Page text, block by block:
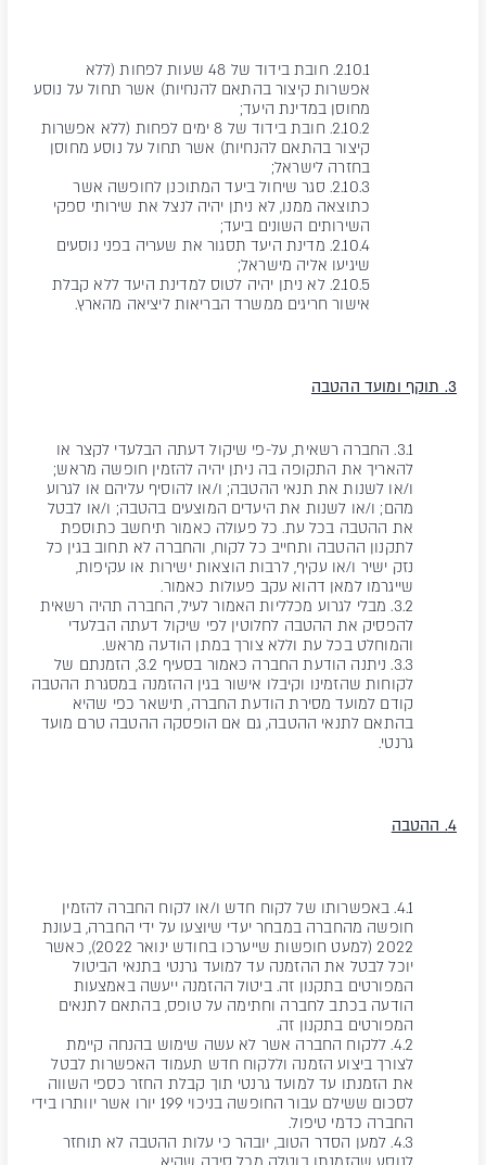
2.10.1. חובת בידוד של 48 שעות לפחות (ללא
אפשרות קיצור בהתאם להנחיות) אשר תחול על נוסע
מחוסן במדינת היעד;
2.10.2. חובת בידוד של 8 ימים לפחות (ללא אפשרות
קיצור בהתאם להנחיות) אשר תחול על נוסע מחוסן
בחזרה לישראל;
2.10.3. סגר שיחול ביעד המתוכנן לחופשה אשר
כתוצאה ממנו, לא ניתן יהיה לנצל את שירותי ספקי
השירותים השונים ביעד;
2.10.4. מדינת היעד תסגור את שעריה בפני נוסעים
שיגיעו אליה מישראל;
2.10.5. לא ניתן יהיה לטוס למדינת היעד ללא קבלת
אישור חריגים ממשרד הבריאות ליציאה מהארץ.
3. תוקף ומועד ההטבה
3.1. החברה רשאית, על-פי שיקול דעתה הבלעדי לקצר או
להאריך את התקופה בה ניתן יהיה להזמין חופשה מראש;
ו/או לשנות את תנאי ההטבה; ו/או להוסיף עליהם או לגרוע
מהם; ו/או לשנות את היעדים המוצעים בהטבה; ו/או לבטל
את ההטבה בכל עת. כל פעולה כאמור תיחשב כתוספת
לתקנון ההטבה ותחייב כל לקוח, והחברה לא תחוב בגין כל
נזק ישיר ו/או עקיף, לרבות הוצאות ישירות או עקיפות,
שייגרמו למאן דהוא עקב פעולות כאמור.
3.2. מבלי לגרוע מכלליות האמור לעיל, החברה תהיה רשאית
להפסיק את ההטבה לחלוטין לפי שיקול דעתה הבלעדי
והמוחלט בכל עת וללא צורך במתן הודעה מראש.
3.3. ניתנה הודעת החברה כאמור בסעיף 3.2, הזמנתם של
לקוחות שהזמינו וקיבלו אישור בגין ההזמנה במסגרת ההטבה
קודם למועד מסירת הודעת החברה, תישאר כפי שהיא
בהתאם לתנאי ההטבה, גם אם הופסקה ההטבה טרם מועד
גרנטי.
4. ההטבה
4.1. באפשרותו של לקוח חדש ו/או לקוח החברה להזמין
חופשה מהחברה במבחר יעדי שיוצעו על ידי החברה, בעונת
2022 (למעט חופשות שייערכו בחודש ינואר 2022), כאשר
יוכל לבטל את ההזמנה עד למועד גרנטי בתנאי הביטול
המפורטים בתקנון זה. ביטול ההזמנה ייעשה באמצעות
הודעה בכתב לחברה וחתימה על טופס, בהתאם לתנאים
המפורטים בתקנון זה.
4.2. ללקוח החברה אשר לא עשה שימוש בהנחה קיימת
לצורך ביצוע הזמנה וללקוח חדש תעמוד האפשרות לבטל
את הזמנתו עד למועד גרנטי תוך קבלת החזר כספי השווה
לסכום ששילם עבור החופשה בניכוי 199 יורו אשר יוותרו בידי
החברה כדמי טיפול.
4.3. למען הסדר הטוב, יובהר כי עלות ההטבה לא תוחזר